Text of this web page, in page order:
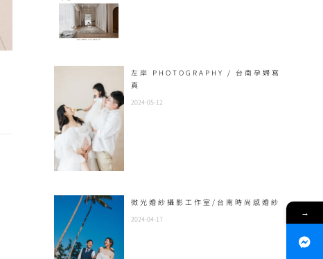
左岸 PHOTOGRAPHY / 台南孕婦寫
真
2024-05-12
微光婚紗攝影工作室/台南時尚感婚紗
2024-04-17
→